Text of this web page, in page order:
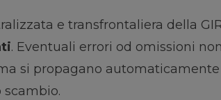
e transfrontaliera della
. Eventuali errori od omissioni
si propagano